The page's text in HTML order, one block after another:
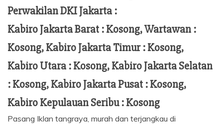
Perwakilan DKI Jakarta :
Kabiro Jakarta Barat : Kosong, Wartawan :
Kosong, Kabiro Jakarta Timur : Kosong,
Kabiro Utara : Kosong, Kabiro Jakarta Selatan
: Kosong, Kabiro Jakarta Pusat : Kosong,
Kabiro Kepulauan Seribu : Kosong
Pasang Iklan tangraya, murah dan terjangkau di